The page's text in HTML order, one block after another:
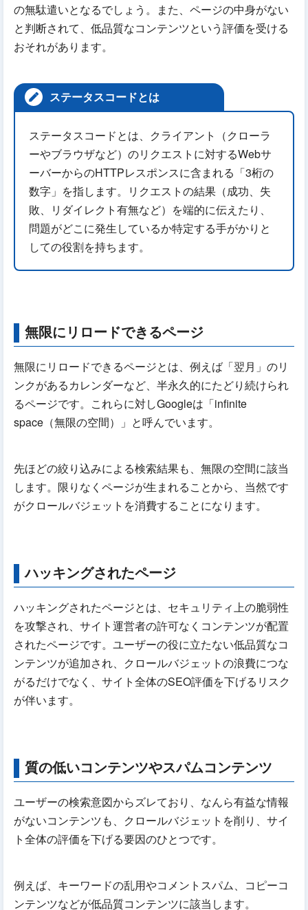
の無駄遣いとなるでしょう。また、ページの中身がない
と判断されて、低品質なコンテンツという評価を受ける
おそれがあります。
ステータスコードとは
ステータスコードとは、クライアント（クローラ
ーやブラウザなど）のリクエストに対するWebサ
ーバーからのHTTPレスポンスに含まれる「3桁の
数字」を指します。リクエストの結果（成功、失
敗、リダイレクト有無など）を端的に伝えたり、
問題がどこに発生しているか特定する手がかりと
しての役割を持ちます。
無限にリロードできるページ
無限にリロードできるページとは、例えば「翌月」のリ
ンクがあるカレンダーなど、半永久的にたどり続けられ
るページです。これらに対しGoogleは「infinite
space（無限の空間）」と呼んでいます。
先ほどの絞り込みによる検索結果も、無限の空間に該当
します。限りなくページが生まれることから、当然です
がクロールバジェットを消費することになります。
ハッキングされたページ
ハッキングされたページとは、セキュリティ上の脆弱性
を攻撃され、サイト運営者の許可なくコンテンツが配置
されたページです。ユーザーの役に立たない低品質なコ
ンテンツが追加され、クロールバジェットの浪費につな
がるだけでなく、サイト全体のSEO評価を下げるリスク
が伴います。
質の低いコンテンツやスパムコンテンツ
ユーザーの検索意図からズレており、なんら有益な情報
がないコンテンツも、クロールバジェットを削り、サイ
ト全体の評価を下げる要因のひとつです。
例えば、キーワードの乱用やコメントスパム、コピーコ
ンテンツなどが低品質コンテンツに該当します。